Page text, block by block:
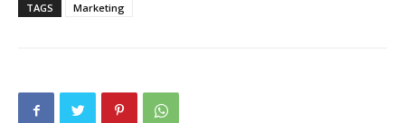
TAGS Marketing